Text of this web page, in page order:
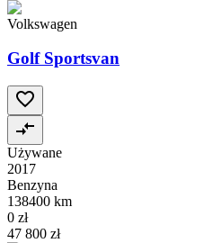
Volkswagen
Golf Sportsvan
Używane
2017
Benzyna
138400 km
0 zł
47 800 zł